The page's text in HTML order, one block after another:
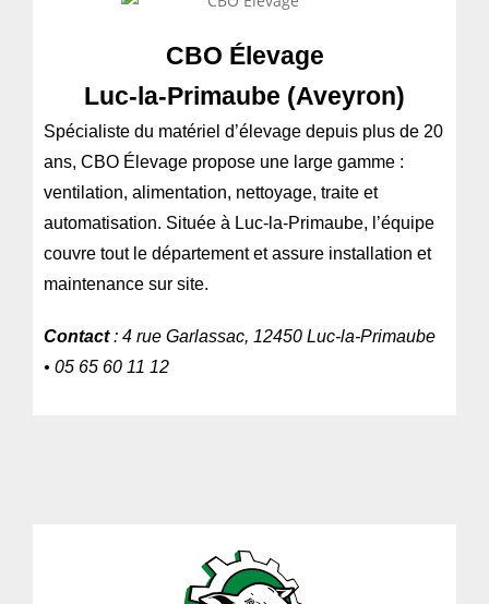
CBO Élevage
Luc-la-Primaube (Aveyron)
Spécialiste du matériel d’élevage depuis plus de 20
ans, CBO Élevage propose une large gamme :
ventilation, alimentation, nettoyage, traite et
automatisation. Située à Luc-la-Primaube, l’équipe
couvre tout le département et assure installation et
maintenance sur site.
Contact: 4 rue Garlassac, 12450 Luc-la-Primaube
• 05 65 60 11 12